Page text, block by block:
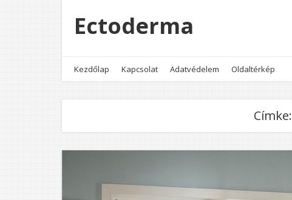
Ectoderma
Kezdőlap Kapcsolat Adatvédelem Oldaltérkép
Címke: